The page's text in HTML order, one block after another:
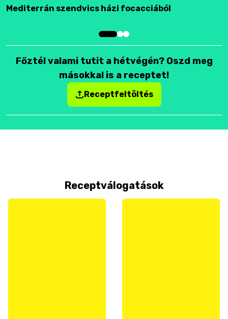
Mediterrán szendvics házi focacciából
Főztél valami tutit a hétvégén? Oszd meg
másokkal is a receptet!
Receptfeltöltés
Receptválogatások